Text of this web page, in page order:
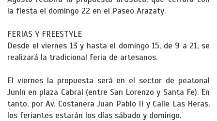
la fiesta el domingo 22 en el Paseo Arazaty.
FERIAS Y FREESTYLE
Desde el viernes 13 y hasta el domingo 15, de 9 a 21, se
realizará la tradicional feria de artesanos.
El viernes la propuesta será en el sector de peatonal
Junín en plaza Cabral (entre San Lorenzo y Santa Fe). En
tanto, por Av. Costanera Juan Pablo II y Calle Las Heras,
los feriantes estarán los días sábado y domingo.